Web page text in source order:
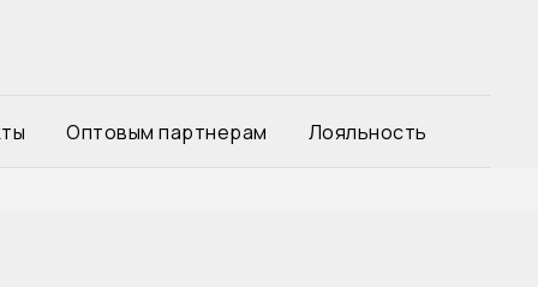
Оптовым партнерам Лояльность